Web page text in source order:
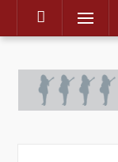
Skip
Menu